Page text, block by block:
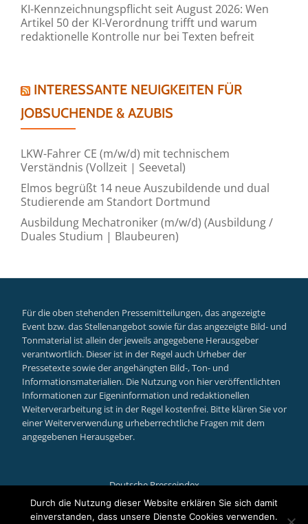
KI-Kennzeichnungspflicht seit August 2026: Wen
Artikel 50 der KI-Verordnung trifft und warum
redaktionelle Kontrolle nur bei Texten befreit
INTERESSANTE NEUIGKEITEN FÜR
JOBSUCHENDE & AZUBIS
LKW-Fahrer CE (m/w/d) mit technischem
Verständnis (Vollzeit | Seevetal)
Elmos begrüßt 14 neue Auszubildende und dual
Studierende am Standort Dortmund
Ausbildung Mechatroniker (m/w/d) (Ausbildung /
Duales Studium | Blaubeuren)
Für die oben stehenden Pressemitteilungen, das angezeigte
Event bzw. das Stellenangebot sowie für das angezeigte Bild- und
Tonmaterial ist allein der jeweils angegebene Herausgeber
verantwortlich. Dieser ist in der Regel auch Urheber der
Pressetexte sowie der angehängten Bild-, Ton- und
Informationsmaterialien. Die Nutzung von hier veröffentlichten
Informationen zur Eigeninformation und redaktionellen
Weiterverarbeitung ist in der Regel kostenfrei. Bitte klären Sie vor
einer Weiterverwendung urheberrechtliche Fragen mit dem
angegebenen Herausgeber.
Deutsche Presseindex
Secondary
Durch die Nutzung dieser Website erklären Sie sich damit
einverstanden, dass unsere Dienste Cookies verwenden.